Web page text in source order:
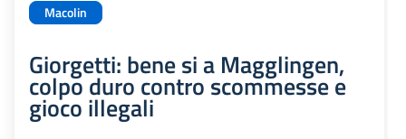
Macolin
Giorgetti: bene si a Magglingen,
colpo duro contro scommesse e
gioco illegali